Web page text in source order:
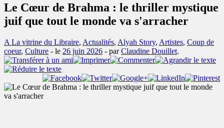
Le Cœur de Brahma : le thriller mystique
juif que tout le monde va s'arracher
A La vitrine du Libraire, Actualités, Alyah Story, Artistes, Coup de
coeur, Culture - le 26 juin 2026 - parClaudine Douillet.